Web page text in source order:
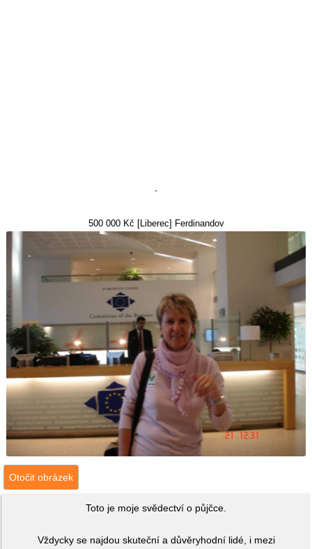
`
500 000 Kč [Liberec] Ferdinandov
Otočit obrázek
Toto je moje svědectví o půjčce.
Vždycky se najdou skuteční a důvěryhodní lidé, i mezi